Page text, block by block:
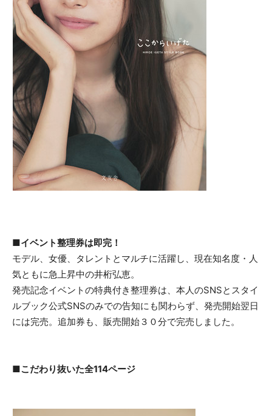
■イベント整理券は即完！
モデル、女優、タレントとマルチに活躍し、現在知名度・人
気ともに急上昇中の井桁弘恵。
発売記念イベントの特典付き整理券は、本人のSNSとスタイ
ルブック公式SNSのみでの告知にも関わらず、発売開始翌日
には完売。追加券も、販売開始３０分で完売しました。
■こだわり抜いた全114ページ